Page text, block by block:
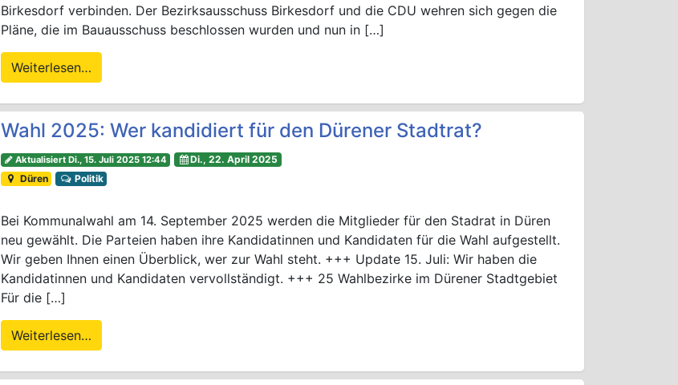
Birkesdorf verbinden. Der Bezirksausschuss Birkesdorf und die CDU wehren sich gegen die
Pläne, die im Bauausschuss beschlossen wurden und nun in […]
Weiterlesen…
Wahl 2025: Wer kandidiert für den Dürener Stadtrat?
Aktualisiert Di., 15. Juli 2025 12:44
Di., 22. April 2025
Düren
Politik
Bei Kommunalwahl am 14. September 2025 werden die Mitglieder für den Stadrat in Düren
neu gewählt. Die Parteien haben ihre Kandidatinnen und Kandidaten für die Wahl aufgestellt.
Wir geben Ihnen einen Überblick, wer zur Wahl steht. +++ Update 15. Juli: Wir haben die
Kandidatinnen und Kandidaten vervollständigt. +++ 25 Wahlbezirke im Dürener Stadtgebiet
Für die […]
Weiterlesen…